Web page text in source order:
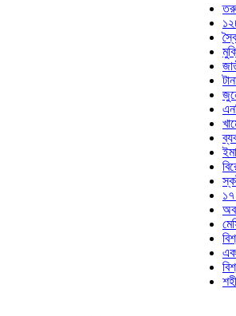
তরুণদের
১২৮
জাতীয়
টানা
জুনে
ইমাম
বিরোধী
১৭
অবশেষে
মেসি
একনেকে
বিশ্বকাপ
শহীদ